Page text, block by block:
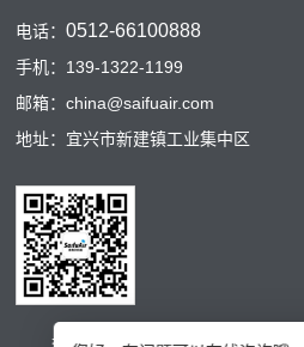
电话：0512-66100888
手机：139-1322-1199
邮箱：china@saifuair.com
地址：宜兴市新建镇工业集中区
扫码二维码